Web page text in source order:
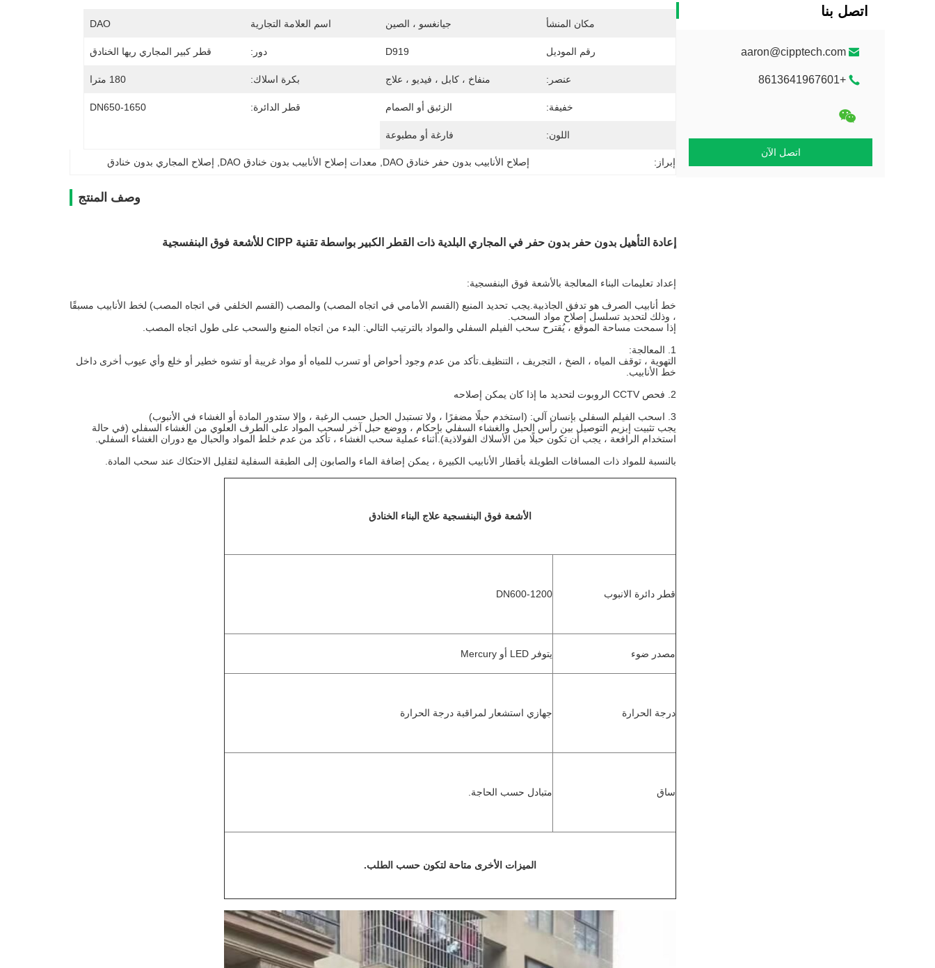
اتصل بنا
aaron@cipptech.com
+8613641967601
اتصل الآن
مكان المنشأ جيانغسو ، الصين اسم العلامة التجارية DAO
رقم الموديل D919 دور: قطر كبير المجاري ريها الخنادق
عنصر: منفاخ ، كابل ، فيديو ، علاج بكرة اسلاك: 180 مترا
خفيفة: الزئبق أو الصمام قطر الدائرة: DN650-1650
اللون: فارغة أو مطبوعة
إبراز: إصلاح الأنابيب بدون حفر خنادق DAO معدات إصلاح الأنابيب بدون خنادق DAO إصلاح المجاري بدون خنادق
وصف المنتج
إعادة التأهيل بدون حفر بدون حفر في المجاري البلدية ذات القطر الكبير بواسطة تقنية CIPP للأشعة فوق البنفسجية
إعداد تعليمات البناء المعالجة بالأشعة فوق البنفسجية:
خط أنابيب الصرف هو تدفق الجاذبية.يجب تحديد المنبع (القسم الأمامي في اتجاه المصب) والمصب (القسم الخلفي في اتجاه المصب) لخط الأنابيب مسبقًا
، وذلك لتحديد تسلسل إصلاح مواد السحب.
إذا سمحت مساحة الموقع ، يُقترح سحب الفيلم السفلي والمواد بالترتيب التالي: البدء من اتجاه المنبع والسحب على طول اتجاه المصب.
1. المعالجة:
التهوية ، توقف المياه ، الضخ ، التجريف ، التنظيف.تأكد من عدم وجود أحواض أو تسرب للمياه أو مواد غريبة أو تشوه خطير أو خلع وأي عيوب أخرى داخل
خط الأنابيب.
2. فحص CCTV الروبوت لتحديد ما إذا كان يمكن إصلاحه
3. اسحب الفيلم السفلي بإنسان آلي: (استخدم حبلًا مضفرًا ، ولا تستبدل الحبل حسب الرغبة ، وإلا ستدور المادة أو الغشاء في الأنبوب)
يجب تثبيت إبزيم التوصيل بين رأس الحبل والغشاء السفلي بإحكام ، ووضع حبل آخر لسحب المواد على الطرف العلوي من الغشاء السفلي (في حالة
استخدام الرافعة ، يجب أن تكون حبلًا من الأسلاك الفولاذية).أثناء عملية سحب الغشاء ، تأكد من عدم خلط المواد والحبال مع دوران الغشاء السفلي.
بالنسبة للمواد ذات المسافات الطويلة بأقطار الأنابيب الكبيرة ، يمكن إضافة الماء والصابون إلى الطبقة السفلية لتقليل الاحتكاك عند سحب المادة.
الأشعة فوق البنفسجية علاج البناء الخنادق
قطر دائرة الانبوب DN600-1200
مصدر ضوء يتوفر LED أو Mercury
درجة الحرارة جهازي استشعار لمراقبة درجة الحرارة
ساق متبادل حسب الحاجة.
الميزات الأخرى متاحة لتكون حسب الطلب.